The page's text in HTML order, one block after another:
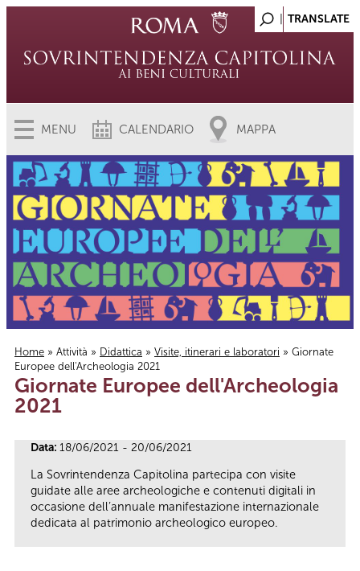
MENU CALENDARIO MAPPA
Tu sei qui
Home » Attività » Didattica » Visite, itinerari e laboratori » Giornate
Europee dell'Archeologia 2021
Giornate Europee dell'Archeologia
2021
Data: 18/06/2021 - 20/06/2021
La Sovrintendenza Capitolina partecipa con visite
guidate alle aree archeologiche e contenuti digitali in
occasione dell’annuale manifestazione internazionale
dedicata al patrimonio archeologico europeo.